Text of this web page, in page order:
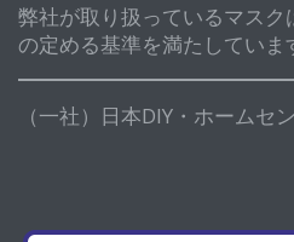
弊社が取り扱っているマスク
の定める基準を満たしていま
（一社）日本DIY・ホームセ